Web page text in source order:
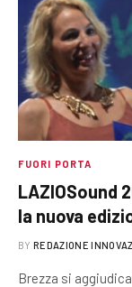
FUORI PORTA
LAZIOSound
la nuova
BY REDAZIONE
Brezza si